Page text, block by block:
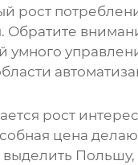
рост
Обратите
умного
рост
цена